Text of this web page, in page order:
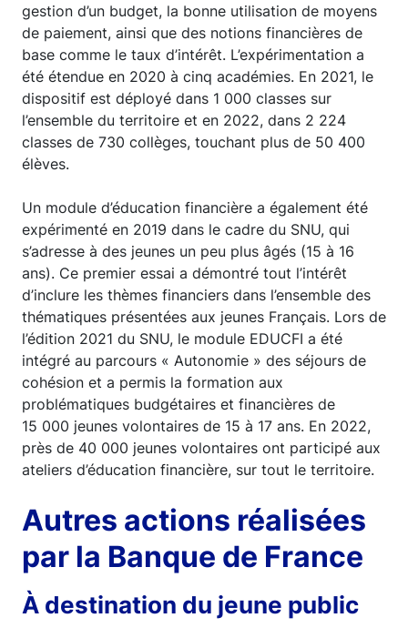
gestion d’un budget, la bonne utilisation de moyens
de paiement, ainsi que des notions financières de
base comme le taux d’intérêt. L’expérimentation a
été étendue en 2020 à cinq académies. En 2021, le
dispositif est déployé dans 1 000 classes sur
l’ensemble du territoire et en 2022, dans 2 224
classes de 730 collèges, touchant plus de 50 400
élèves.
Un module d’éducation financière a également été
expérimenté en 2019 dans le cadre du SNU, qui
s’adresse à des jeunes un peu plus âgés (15 à 16
ans). Ce premier essai a démontré tout l’intérêt
d’inclure les thèmes financiers dans l’ensemble des
thématiques présentées aux jeunes Français. Lors de
l’édition 2021 du SNU, le module EDUCFI a été
intégré au parcours « Autonomie » des séjours de
cohésion et a permis la formation aux
problématiques budgétaires et financières de
15 000 jeunes volontaires de 15 à 17 ans. En 2022,
près de 40 000 jeunes volontaires ont participé aux
ateliers d’éducation financière, sur tout le territoire.
Autres actions réalisées
par la Banque de France
À destination du jeune public